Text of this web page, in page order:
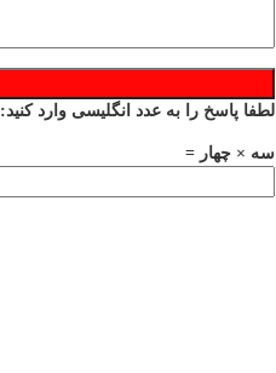
لطفا پاسخ را به عدد انگلیسی وارد کنید:
سه × چهار =